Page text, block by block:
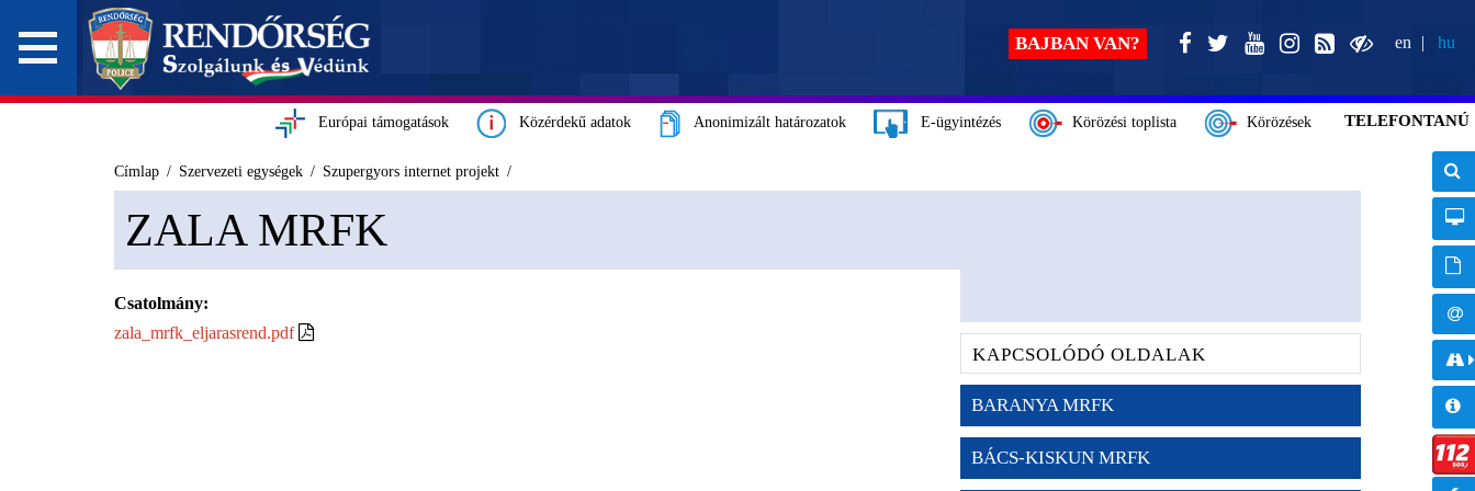
en hu
BAJBAN VAN?
Európai támogatások Közérdekű adatok Anonimizált határozatok E-ügyintézés Körözési toplista Körözések TELEFONTANÚ
Címlap Szervezeti egységek Szupergyors internet projekt
ZALA MRFK
Csatolmány:
zala_mrfk_eljarasrend.pdf
KAPCSOLÓDÓ OLDALAK
BARANYA MRFK
BÁCS-KISKUN MRFK